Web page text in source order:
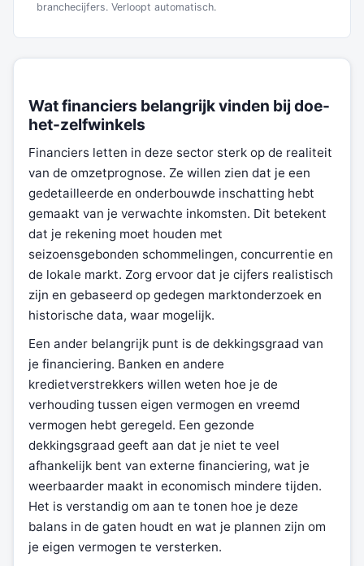
branchecijfers. Verloopt automatisch.
Wat financiers belangrijk vinden bij doe-
het-zelfwinkels
Financiers letten in deze sector sterk op de realiteit
van de omzetprognose. Ze willen zien dat je een
gedetailleerde en onderbouwde inschatting hebt
gemaakt van je verwachte inkomsten. Dit betekent
dat je rekening moet houden met
seizoensgebonden schommelingen, concurrentie en
de lokale markt. Zorg ervoor dat je cijfers realistisch
zijn en gebaseerd op gedegen marktonderzoek en
historische data, waar mogelijk.
Een ander belangrijk punt is de dekkingsgraad van
je financiering. Banken en andere
kredietverstrekkers willen weten hoe je de
verhouding tussen eigen vermogen en vreemd
vermogen hebt geregeld. Een gezonde
dekkingsgraad geeft aan dat je niet te veel
afhankelijk bent van externe financiering, wat je
weerbaarder maakt in economisch mindere tijden.
Het is verstandig om aan te tonen hoe je deze
balans in de gaten houdt en wat je plannen zijn om
je eigen vermogen te versterken.